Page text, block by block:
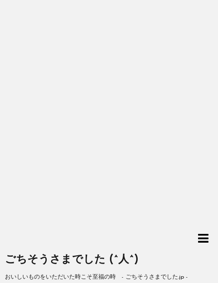
ごちそうさまでした (^人^)
おいしいものをいただいた時こそ至福の時 - ごちそうさまでした.jp -